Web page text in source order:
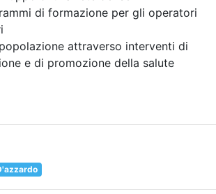
di formazione per gli operatori
attraverso interventi di
e di promozione della salute